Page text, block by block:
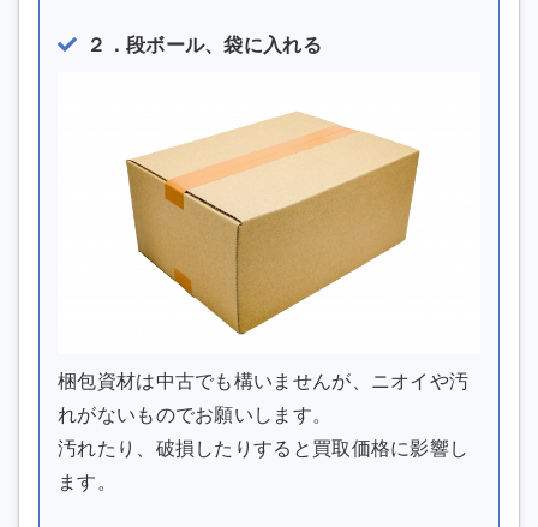
２．段ボール、袋に入れる
梱包資材は中古でも構いませんが、ニオイや汚
れがないものでお願いします。
汚れたり、破損したりすると買取価格に影響し
ます。